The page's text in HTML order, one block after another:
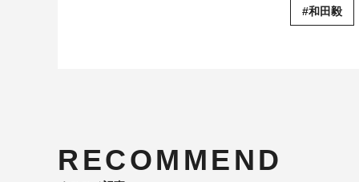
#和田毅
RECOMMEND